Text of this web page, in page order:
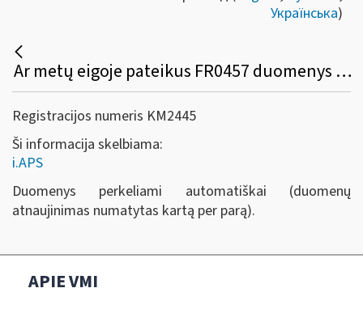
Українська)
Ar metų eigoje pateikus FR0457 duomenys persikels į i.APS automatiškai?
Registracijos numeris KM2445
Ši informacija skelbiama:
i.APS
Duomenys perkeliami automatiškai (duomenų
atnaujinimas numatytas kartą per parą).
APIE VMI